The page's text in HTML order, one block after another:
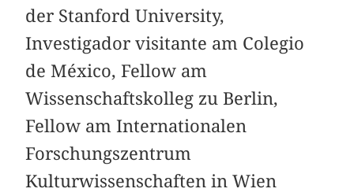
der Stanford University,
Investigador visitante am Colegio
de México, Fellow am
Wissenschaftskolleg zu Berlin,
Fellow am Internationalen
Forschungszentrum
Kulturwissenschaften in Wien